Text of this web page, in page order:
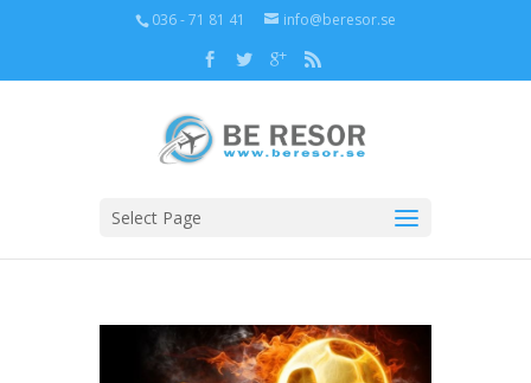
036 - 71 81 41 info@beresor.se
Select Page